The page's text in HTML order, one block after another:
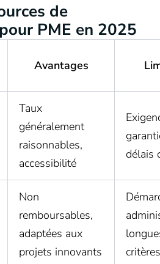
de
PME en 2025
Avantages
Taux
généralement
raisonnables,
accessibilité
délais
Non
remboursables,
adaptées aux
projets innovants